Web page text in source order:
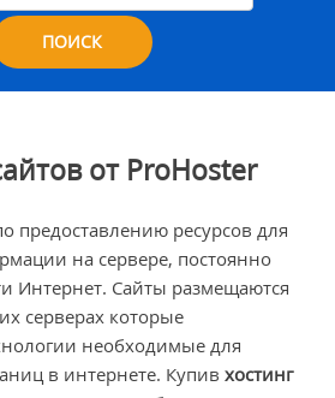
ПОИСК
от ProHoster
предоставлению ресурсов для
на сервере, постоянно
Интернет. Сайты размещаются
серверах которые
необходимые для
в интернете. Купив хостинг